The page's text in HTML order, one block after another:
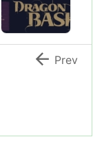
 Prev